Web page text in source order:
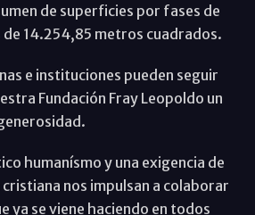
de superficies por fases de
de 14.254,85 metros cuadrados.
e instituciones pueden seguir
Fundación Fray Leopoldo un
humanísmo y una exigencia de
nos impulsan a colaborar
ya se viene haciendo en todos